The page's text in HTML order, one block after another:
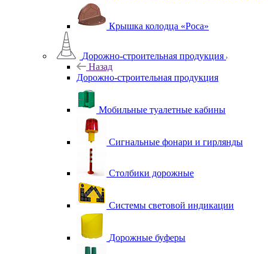
Крышка колодца «Роса»
Дорожно-строительная продукция
Назад
Дорожно-строительная продукция
Мобильные туалетные кабины
Сигнальные фонари и гирлянды
Столбики дорожные
Системы световой индикации
Дорожные буферы